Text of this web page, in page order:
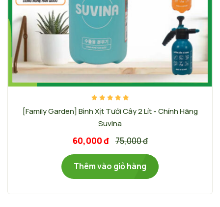
[Family Garden] Bình Xịt Tưới Cây 2 Lít - Chính Hãng
Suvina
60,000 đ 75,000 đ
Thêm vào giỏ hàng